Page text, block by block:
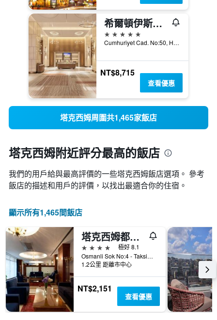
希爾頓伊斯坦布爾博斯普魯斯酒店
5星級
Cumhuriyet Cad. No:50, Harbiye, 伊斯坦堡, 土耳其
NT$8,715
查看優惠
塔克西姆周圍共1,465家飯店
塔克西姆附近評分最高的飯店
我們的用戶給與最高評價的一些塔克西姆​飯店選項。 參考
飯店的描述和用戶的評價，以找出最適合你的住宿。
顯示所有1,465間飯店
塔克西姆都會公園酒店
4星級
極好 8.1
Osmanli Sok No:4 - Taksim, 伊斯坦堡, 土耳其
1.2公里 距離市中心
NT$2,151
查看優惠